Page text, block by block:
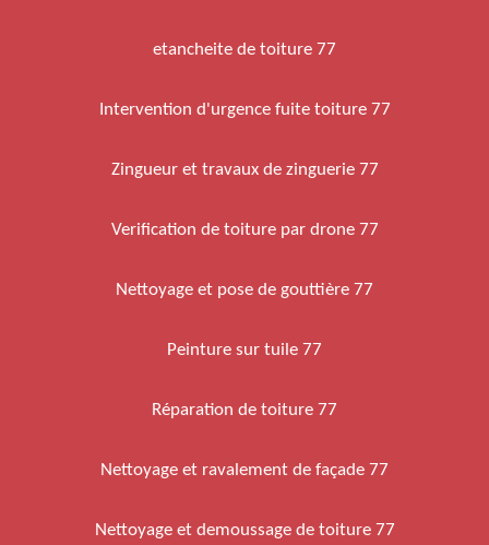
etancheite de toiture 77
Intervention d'urgence fuite toiture 77
Zingueur et travaux de zinguerie 77
Verification de toiture par drone 77
Nettoyage et pose de gouttière 77
Peinture sur tuile 77
Réparation de toiture 77
Nettoyage et ravalement de façade 77
Nettoyage et demoussage de toiture 77